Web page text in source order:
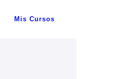
Mis Cursos